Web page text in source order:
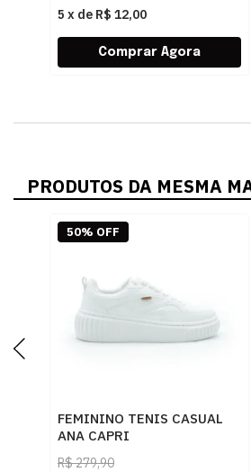
5 x de R$ 12,00
PRODUTOS DA MESMA
FEMININO TENIS CASUAL
ANA CAPRI
C3072300010001 BRANCO
R$279,90
50% OFF